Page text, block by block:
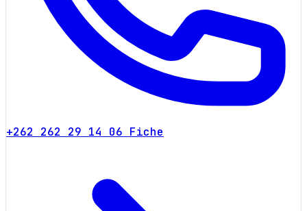
+262 262 29 14 06 Fiche